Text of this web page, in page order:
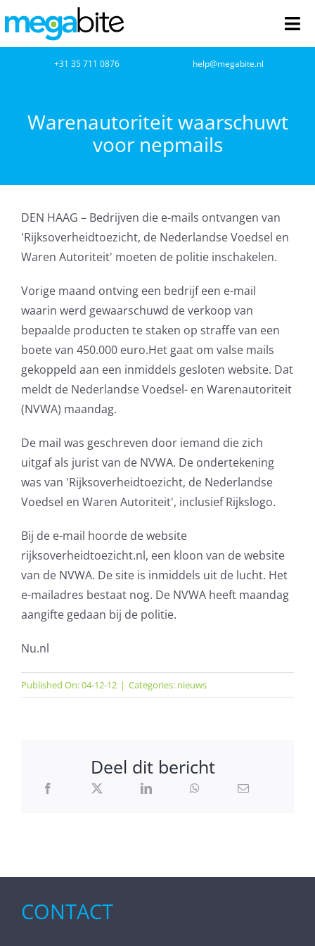
naar
inhoud
Netwerkbeheer
Cloud Computing
VOIP
Microsoft NCE
AVG
Office365
Glasvezelverbindingen
Microsoft software licenties
SLA overeenkomsten
Remote Help
WordPress SLA Contract
Contact
+31 35 711 0876 help@megabite.nl
Warenautoriteit waarschuwt
voor nepmails
DEN HAAG – Bedrijven die e-mails ontvangen van
'Rijksoverheidtoezicht, de Nederlandse Voedsel en
Waren Autoriteit' moeten de politie inschakelen.
Vorige maand ontving een bedrijf een e-mail
waarin werd gewaarschuwd de verkoop van
bepaalde producten te staken op straffe van een
boete van 450.000 euro.Het gaat om valse mails
gekoppeld aan een inmiddels gesloten website. Dat
meldt de Nederlandse Voedsel- en Warenautoriteit
(NVWA) maandag.
De mail was geschreven door iemand die zich
uitgaf als jurist van de NVWA. De ondertekening
was van 'Rijksoverheidtoezicht, de Nederlandse
Voedsel en Waren Autoriteit', inclusief Rijkslogo.
Bij de e-mail hoorde de website
rijksoverheidtoezicht.nl, een kloon van de website
van de NVWA. De site is inmiddels uit de lucht. Het
e-mailadres bestaat nog. De NVWA heeft maandag
aangifte gedaan bij de politie.
Nu.nl
Published On: 04-12-12 | Categories: nieuws
Deel dit bericht
CONTACT